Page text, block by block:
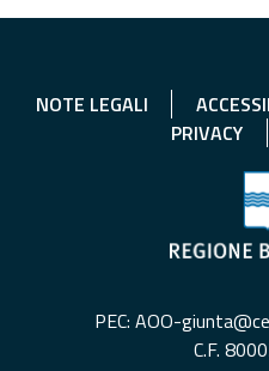
NOTE LEGALI
PRIVACY
PEC: AOO-
C.F.